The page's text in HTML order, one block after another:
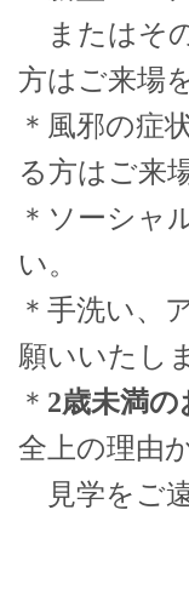
またはそ
方はご来場
＊風邪の症
る方はご来
＊ソーシャ
い。
＊手洗い、
願いいたし
＊ 2歳未満の
全上の理由
見学をご